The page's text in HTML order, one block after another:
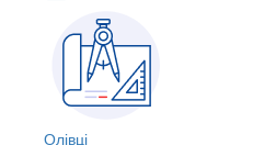
Олівці